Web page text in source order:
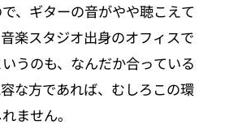
、ギターの音がやや聴こえて
楽スタジオ出身のオフィスで
うのも、なんだか合っている
な方であれば、むしろこの環
ません。